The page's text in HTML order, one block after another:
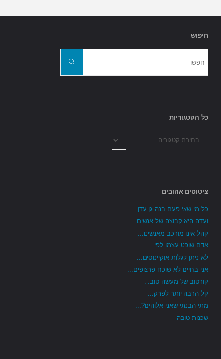
חיפוש
חפשו
כל הקטגוריות
הקטגוריות
ציטוטים אהובים
כל מי שאי פעם בנה גן עדן...
ועדה היא קבוצה של אנשים...
קהל אינו מורכב מאנשים...
אדם שופט עצמו לפי...
לא ניתן לגלות אוקיינוסים...
אני בחיים לא שוכח פרצופים...
קורטוב של מעשה טוב...
קל הרבה יותר לפרק...
מתי הבנתי שאני אלוהים?...
שכנות טובה